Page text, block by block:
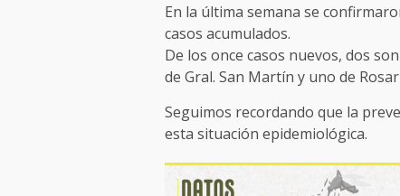
En la última semana se
casos acumulados.
De los once casos nuevos, dos
de Gral. San Martín y uno de
Seguimos recordando que la
esta situación epidemiológica.